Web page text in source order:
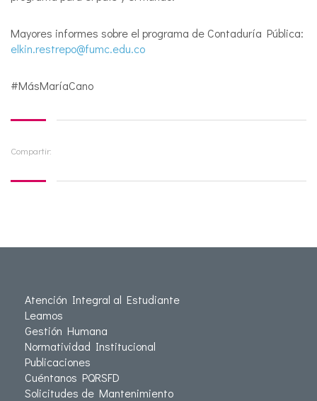
Mayores informes sobre el programa de Contaduría Pública:
elkin.restrepo@fumc.edu.co
#MásMaríaCano
Compartir:
Atención Integral al Estudiante
Leamos
Gestión Humana
Normatividad Institucional
Publicaciones
Cuéntanos PQRSFD
Solicitudes de Mantenimiento